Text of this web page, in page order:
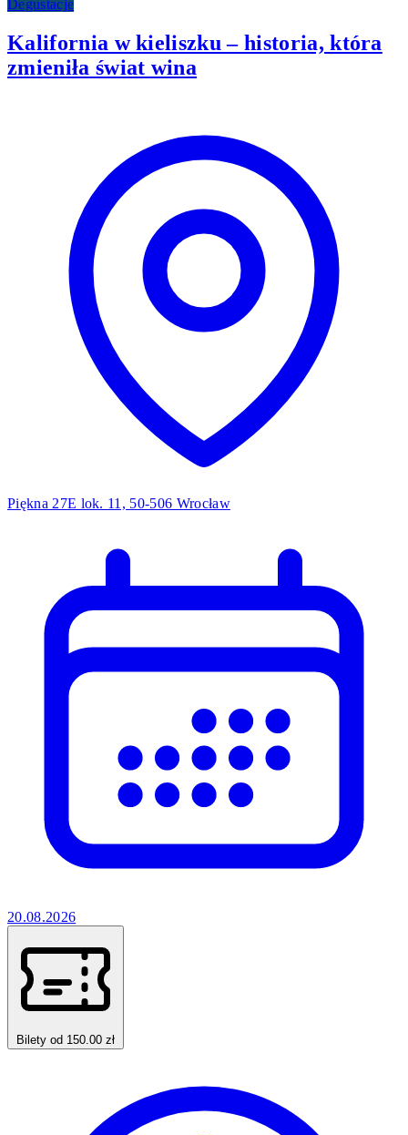
Degustacje
Kalifornia w kieliszku – historia, która
zmieniła świat wina
Piękna 27E lok. 11, 50-506 Wrocław
20.08.2026
Bilety od 150.00 zł